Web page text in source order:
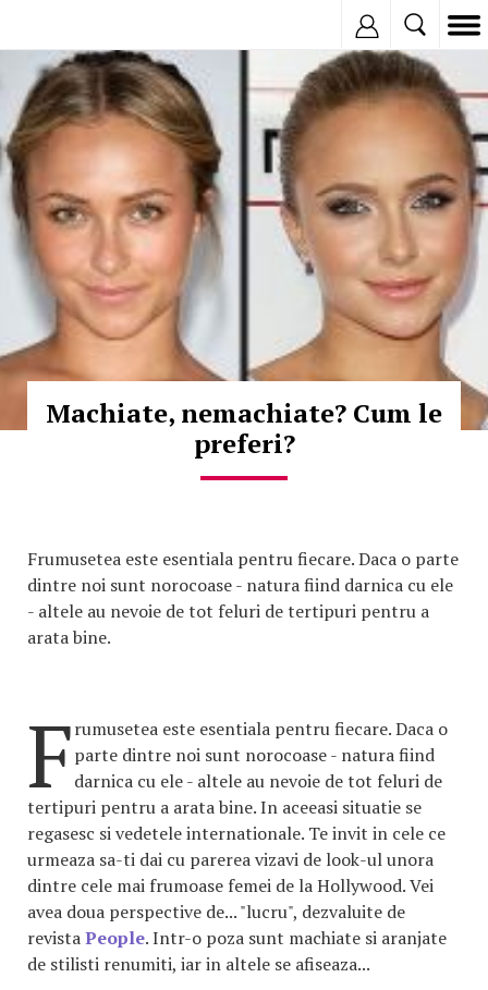
© Copyright:
Machiate, nemachiate? Cum le
preferi?
Frumusetea este esentiala pentru fiecare. Daca o parte
dintre noi sunt norocoase - natura fiind darnica cu ele
- altele au nevoie de tot feluri de tertipuri pentru a
arata bine.
Frumusetea este esentiala pentru fiecare. Daca o
parte dintre noi sunt norocoase - natura fiind
darnica cu ele - altele au nevoie de tot feluri de
tertipuri pentru a arata bine. In aceeasi situatie se
regasesc si vedetele internationale. Te invit in cele ce
urmeaza sa-ti dai cu parerea vizavi de look-ul unora
dintre cele mai frumoase femei de la Hollywood. Vei
avea doua perspective de... "lucru", dezvaluite de
revistaPeople. Intr-o poza sunt machiate si aranjate
de stilisti renumiti, iar in altele se afiseaza...